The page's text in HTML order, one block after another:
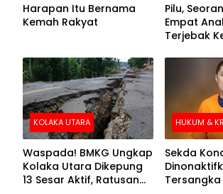
Harapan Itu Bernama
Kemah Rakyat
Pilu,
Empat
Terjebak
KOLAKA UTARA
Waspada! BMKG Ungkap
Kolaka Utara Dikepung
13 Sesar Aktif, Ratusan
HUKUM &
Sekda
Tersangka